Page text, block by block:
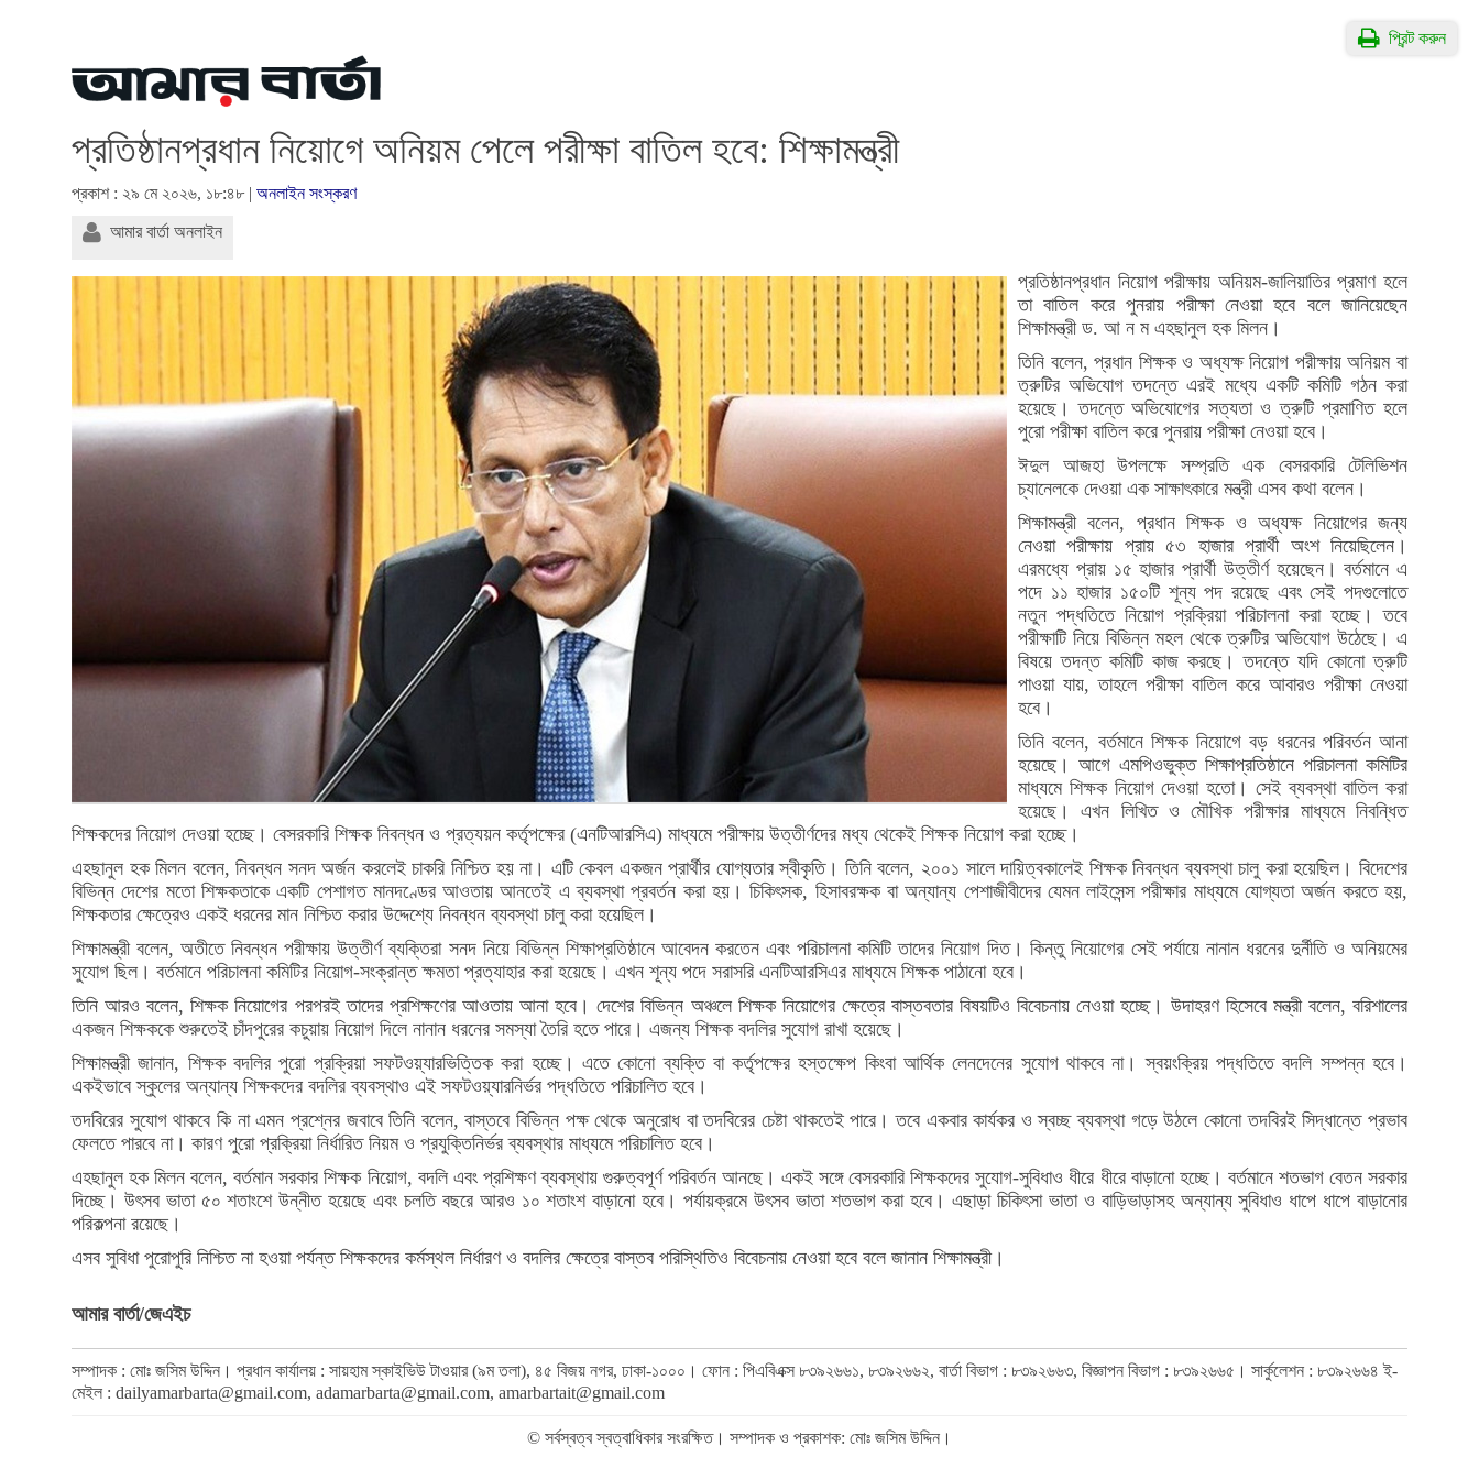
প্রতিষ্ঠানপ্রধান নিয়োগে অনিয়ম পেলে পরীক্ষা বাতিল হবে: শিক্ষামন্ত্রী
প্রকাশ : ২৯ মে ২০২৬, ১৮:৪৮ | অনলাইন সংস্করণ
আমার বার্তা অনলাইন
প্রতিষ্ঠানপ্রধান নিয়োগ পরীক্ষায় অনিয়ম-জালিয়াতির প্রমাণ হলে
তা বাতিল করে পুনরায় পরীক্ষা নেওয়া হবে বলে জানিয়েছেন
শিক্ষামন্ত্রী ড. আ ন ম এহছানুল হক মিলন।
তিনি বলেন, প্রধান শিক্ষক ও অধ্যক্ষ নিয়োগ পরীক্ষায় অনিয়ম বা
ত্রুটির অভিযোগ তদন্তে এরই মধ্যে একটি কমিটি গঠন করা
হয়েছে। তদন্তে অভিযোগের সত্যতা ও ত্রুটি প্রমাণিত হলে
পুরো পরীক্ষা বাতিল করে পুনরায় পরীক্ষা নেওয়া হবে।
ঈদুল আজহা উপলক্ষে সম্প্রতি এক বেসরকারি টেলিভিশন
চ্যানেলকে দেওয়া এক সাক্ষাৎকারে মন্ত্রী এসব কথা বলেন।
শিক্ষামন্ত্রী বলেন, প্রধান শিক্ষক ও অধ্যক্ষ নিয়োগের জন্য
নেওয়া পরীক্ষায় প্রায় ৫৩ হাজার প্রার্থী অংশ নিয়েছিলেন।
এরমধ্যে প্রায় ১৫ হাজার প্রার্থী উত্তীর্ণ হয়েছেন। বর্তমানে এ
পদে ১১ হাজার ১৫০টি শূন্য পদ রয়েছে এবং সেই পদগুলোতে
নতুন পদ্ধতিতে নিয়োগ প্রক্রিয়া পরিচালনা করা হচ্ছে। তবে
পরীক্ষাটি নিয়ে বিভিন্ন মহল থেকে ত্রুটির অভিযোগ উঠেছে। এ
বিষয়ে তদন্ত কমিটি কাজ করছে। তদন্তে যদি কোনো ত্রুটি
পাওয়া যায়, তাহলে পরীক্ষা বাতিল করে আবারও পরীক্ষা নেওয়া
হবে।
তিনি বলেন, বর্তমানে শিক্ষক নিয়োগে বড় ধরনের পরিবর্তন আনা
হয়েছে। আগে এমপিওভুক্ত শিক্ষাপ্রতিষ্ঠানে পরিচালনা কমিটির
মাধ্যমে শিক্ষক নিয়োগ দেওয়া হতো। সেই ব্যবস্থা বাতিল করা
হয়েছে। এখন লিখিত ও মৌখিক পরীক্ষার মাধ্যমে নিবন্ধিত
শিক্ষকদের নিয়োগ দেওয়া হচ্ছে। বেসরকারি শিক্ষক নিবন্ধন ও প্রত্যয়ন কর্তৃপক্ষের (এনটিআরসিএ) মাধ্যমে পরীক্ষায় উত্তীর্ণদের মধ্য থেকেই শিক্ষক নিয়োগ করা হচ্ছে।
এহছানুল হক মিলন বলেন, নিবন্ধন সনদ অর্জন করলেই চাকরি নিশ্চিত হয় না। এটি কেবল একজন প্রার্থীর যোগ্যতার স্বীকৃতি। তিনি বলেন, ২০০১ সালে দায়িত্বকালেই শিক্ষক নিবন্ধন ব্যবস্থা চালু করা হয়েছিল। বিদেশের
বিভিন্ন দেশের মতো শিক্ষকতাকে একটি পেশাগত মানদণ্ডের আওতায় আনতেই এ ব্যবস্থা প্রবর্তন করা হয়। চিকিৎসক, হিসাবরক্ষক বা অন্যান্য পেশাজীবীদের যেমন লাইসেন্স পরীক্ষার মাধ্যমে যোগ্যতা অর্জন করতে হয়,
শিক্ষকতার ক্ষেত্রেও একই ধরনের মান নিশ্চিত করার উদ্দেশ্যে নিবন্ধন ব্যবস্থা চালু করা হয়েছিল।
শিক্ষামন্ত্রী বলেন, অতীতে নিবন্ধন পরীক্ষায় উত্তীর্ণ ব্যক্তিরা সনদ নিয়ে বিভিন্ন শিক্ষাপ্রতিষ্ঠানে আবেদন করতেন এবং পরিচালনা কমিটি তাদের নিয়োগ দিত। কিন্তু নিয়োগের সেই পর্যায়ে নানান ধরনের দুর্নীতি ও অনিয়মের
সুযোগ ছিল। বর্তমানে পরিচালনা কমিটির নিয়োগ-সংক্রান্ত ক্ষমতা প্রত্যাহার করা হয়েছে। এখন শূন্য পদে সরাসরি এনটিআরসিএর মাধ্যমে শিক্ষক পাঠানো হবে।
তিনি আরও বলেন, শিক্ষক নিয়োগের পরপরই তাদের প্রশিক্ষণের আওতায় আনা হবে। দেশের বিভিন্ন অঞ্চলে শিক্ষক নিয়োগের ক্ষেত্রে বাস্তবতার বিষয়টিও বিবেচনায় নেওয়া হচ্ছে। উদাহরণ হিসেবে মন্ত্রী বলেন, বরিশালের
একজন শিক্ষককে শুরুতেই চাঁদপুরের কচুয়ায় নিয়োগ দিলে নানান ধরনের সমস্যা তৈরি হতে পারে। এজন্য শিক্ষক বদলির সুযোগ রাখা হয়েছে।
শিক্ষামন্ত্রী জানান, শিক্ষক বদলির পুরো প্রক্রিয়া সফটওয়্যারভিত্তিক করা হচ্ছে। এতে কোনো ব্যক্তি বা কর্তৃপক্ষের হস্তক্ষেপ কিংবা আর্থিক লেনদেনের সুযোগ থাকবে না। স্বয়ংক্রিয় পদ্ধতিতে বদলি সম্পন্ন হবে।
একইভাবে স্কুলের অন্যান্য শিক্ষকদের বদলির ব্যবস্থাও এই সফটওয়্যারনির্ভর পদ্ধতিতে পরিচালিত হবে।
তদবিরের সুযোগ থাকবে কি না এমন প্রশ্নের জবাবে তিনি বলেন, বাস্তবে বিভিন্ন পক্ষ থেকে অনুরোধ বা তদবিরের চেষ্টা থাকতেই পারে। তবে একবার কার্যকর ও স্বচ্ছ ব্যবস্থা গড়ে উঠলে কোনো তদবিরই সিদ্ধান্তে প্রভাব
ফেলতে পারবে না। কারণ পুরো প্রক্রিয়া নির্ধারিত নিয়ম ও প্রযুক্তিনির্ভর ব্যবস্থার মাধ্যমে পরিচালিত হবে।
এহছানুল হক মিলন বলেন, বর্তমান সরকার শিক্ষক নিয়োগ, বদলি এবং প্রশিক্ষণ ব্যবস্থায় গুরুত্বপূর্ণ পরিবর্তন আনছে। একই সঙ্গে বেসরকারি শিক্ষকদের সুযোগ-সুবিধাও ধীরে ধীরে বাড়ানো হচ্ছে। বর্তমানে শতভাগ বেতন সরকার
দিচ্ছে। উৎসব ভাতা ৫০ শতাংশে উন্নীত হয়েছে এবং চলতি বছরে আরও ১০ শতাংশ বাড়ানো হবে। পর্যায়ক্রমে উৎসব ভাতা শতভাগ করা হবে। এছাড়া চিকিৎসা ভাতা ও বাড়িভাড়াসহ অন্যান্য সুবিধাও ধাপে ধাপে বাড়ানোর
পরিকল্পনা রয়েছে।
এসব সুবিধা পুরোপুরি নিশ্চিত না হওয়া পর্যন্ত শিক্ষকদের কর্মস্থল নির্ধারণ ও বদলির ক্ষেত্রে বাস্তব পরিস্থিতিও বিবেচনায় নেওয়া হবে বলে জানান শিক্ষামন্ত্রী।
আমার বার্তা/জেএইচ
সম্পাদক : মোঃ জসিম উদ্দিন। প্রধান কার্যালয় : সায়হাম স্কাইভিউ টাওয়ার (৯ম তলা), ৪৫ বিজয় নগর, ঢাকা-১০০০। ফোন : পিএবিএক্স ৮৩৯২৬৬১, ৮৩৯২৬৬২, বার্তা বিভাগ : ৮৩৯২৬৬৩, বিজ্ঞাপন বিভাগ : ৮৩৯২৬৬৫। সার্কুলেশন : ৮৩৯২৬৬৪ ই-
মেইল : dailyamarbarta@gmail.com, adamarbarta@gmail.com, amarbartait@gmail.com
© সর্বস্বত্ব স্বত্বাধিকার সংরক্ষিত। সম্পাদক ও প্রকাশক: মোঃ জসিম উদ্দিন।
প্রিন্ট করুন